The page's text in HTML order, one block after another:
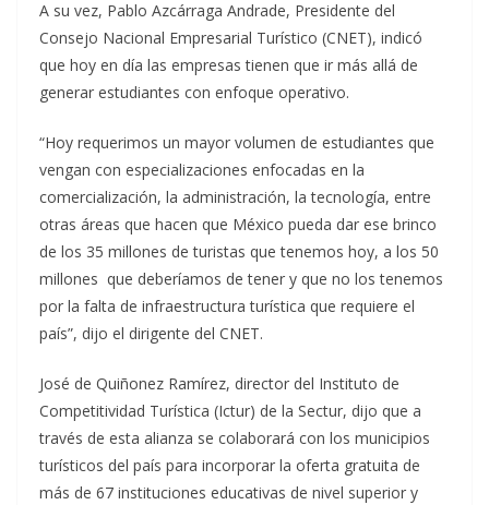
A su vez, Pablo Azcárraga Andrade, Presidente del
Consejo Nacional Empresarial Turístico (CNET), indicó
que hoy en día las empresas tienen que ir más allá de
generar estudiantes con enfoque operativo.
“Hoy requerimos un mayor volumen de estudiantes que
vengan con especializaciones enfocadas en la
comercialización, la administración, la tecnología, entre
otras áreas que hacen que México pueda dar ese brinco
de los 35 millones de turistas que tenemos hoy, a los 50
millones que deberíamos de tener y que no los tenemos
por la falta de infraestructura turística que requiere el
país”, dijo el dirigente del CNET.
José de Quiñonez Ramírez, director del Instituto de
Competitividad Turística (Ictur) de la Sectur, dijo que a
través de esta alianza se colaborará con los municipios
turísticos del país para incorporar la oferta gratuita de
más de 67 instituciones educativas de nivel superior y